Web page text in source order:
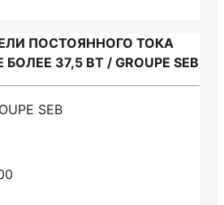
ПОСТОЯННОГО ТОКА
37,5 ВТ / GROUPE SEB
SEB